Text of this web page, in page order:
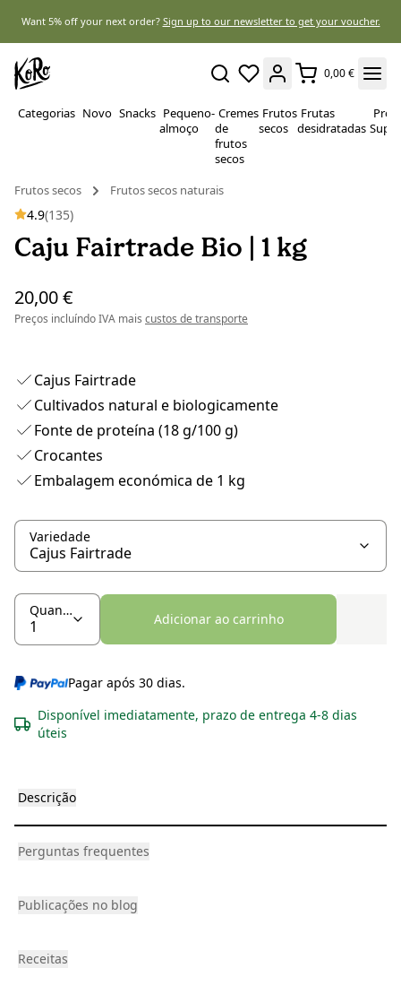
Want 5% off your next order? Sign up to our newsletter to get your voucher.
0,00 €
Categorias Novo Snacks Pequeno-
almoço
Cremes
de
frutos
secos
Frutos
secos
Frutas
desidratadas
Frutos secos Frutos secos naturais
4.9(135)
Caju Fairtrade Bio | 1 kg
20,00 €
Preços incluíndo IVA mais custos de transporte
Cajus Fairtrade
Cultivados natural e biologicamente
Fonte de proteína (18 g/100 g)
Crocantes
Embalagem económica de 1 kg
Variedade
Quantidade
Adicionar ao carrinho
Pagar após 30 dias.
Disponível imediatamente, prazo de entrega 4-8 dias
úteis
Descrição
Perguntas frequentes
Publicações no blog
Receitas